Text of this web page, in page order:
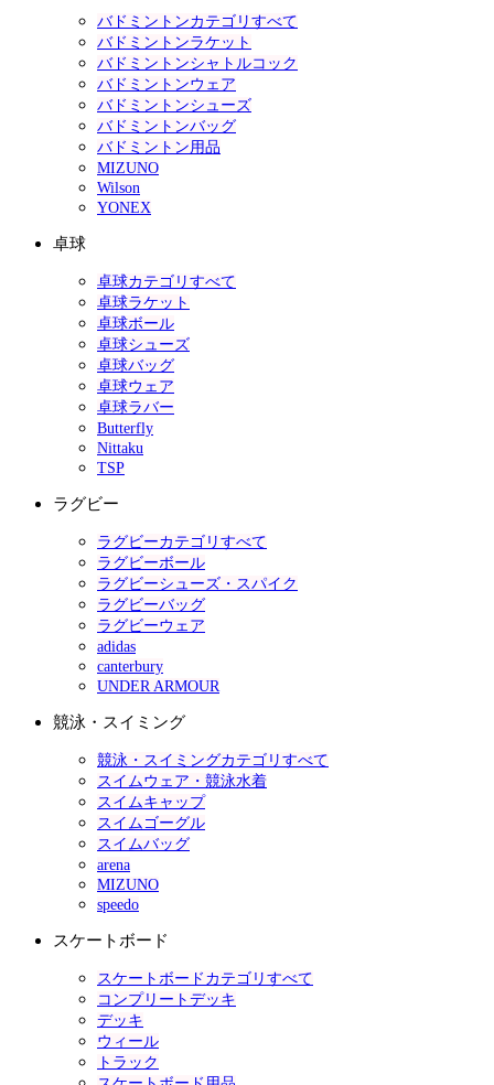
バドミントンカテゴリすべて
バドミントンラケット
バドミントンシャトルコック
バドミントンウェア
バドミントンシューズ
バドミントンバッグ
バドミントン用品
MIZUNO
Wilson
YONEX
卓球
卓球カテゴリすべて
卓球ラケット
卓球ボール
卓球シューズ
卓球バッグ
卓球ウェア
卓球ラバー
Butterfly
Nittaku
TSP
ラグビー
ラグビーカテゴリすべて
ラグビーボール
ラグビーシューズ・スパイク
ラグビーバッグ
ラグビーウェア
adidas
canterbury
UNDER ARMOUR
競泳・スイミング
競泳・スイミングカテゴリすべて
スイムウェア・競泳水着
スイムキャップ
スイムゴーグル
スイムバッグ
arena
MIZUNO
speedo
スケートボード
スケートボードカテゴリすべて
コンプリートデッキ
デッキ
ウィール
トラック